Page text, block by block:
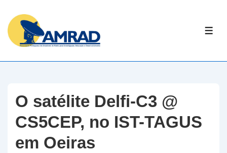
Skip
Content
O satélite Delfi-C3 @
CS5CEP, no IST-TAGUS
em Oeiras